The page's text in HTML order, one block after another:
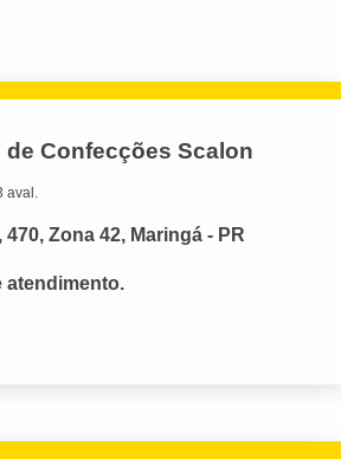
de Confecções Scalon
aval.
Zona 42, Maringá - PR
atendimento.